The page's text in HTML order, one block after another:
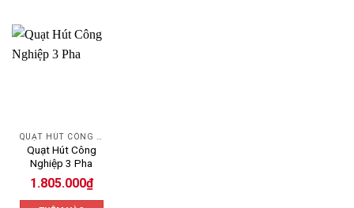
Quạt Hút Công
Nghiệp 3 Pha
1.805.000₫